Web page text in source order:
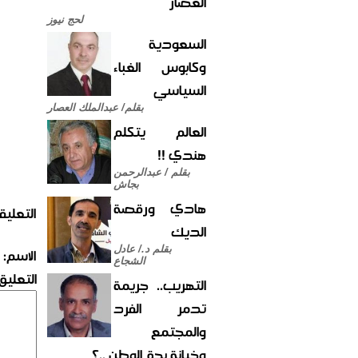
لحج نيوز
السعودية
وكابوس الغباء
السياسي
بقلم/ عبدالملك العصار
العالم يتكلم
هندي !!
بقلم / عبدالرحمن
بجاش
هادي ورقصة
الديك
بقلم د./ عادل
الشجاع
التهريب.. جريمة
تدمر الفرد
والمجتمع
الاسم: